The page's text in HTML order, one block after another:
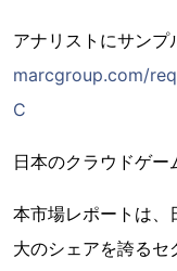
アナリストにサンプ
marcgroup.com/
C
日本のクラウドゲー
本市場レポートは、
大のシェアを誇るセ